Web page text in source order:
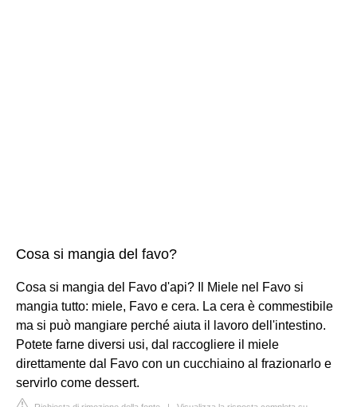
Cosa si mangia del favo?
Cosa si mangia del Favo d'api? Il Miele nel Favo si
mangia tutto: miele, Favo e cera. La cera è commestibile
ma si può mangiare perché aiuta il lavoro dell'intestino.
Potete farne diversi usi, dal raccogliere il miele
direttamente dal Favo con un cucchiaino al frazionarlo e
servirlo come dessert.